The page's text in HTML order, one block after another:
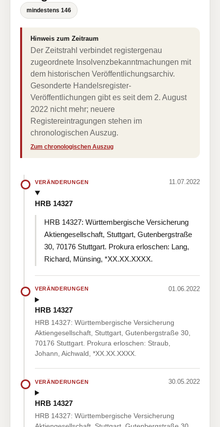
mindestens 146
Hinweis zum Zeitraum
Der Zeitstrahl verbindet registergenau
zugeordnete Insolvenzbekanntmachungen mit
dem historischen Veröffentlichungsarchiv.
Gesonderte Handelsregister-
Veröffentlichungen gibt es seit dem 2. August
2022 nicht mehr; neuere
Registereintragungen stehen im
chronologischen Auszug.
Zum chronologischen Auszug
VERÄNDERUNGEN 11.07.2022
HRB 14327
HRB 14327: Württembergische Versicherung
Aktiengesellschaft, Stuttgart, Gutenbergstraße
30, 70176 Stuttgart. Prokura erloschen: Lang,
Richard, Münsing, *XX.XX.XXXX.
VERÄNDERUNGEN 01.06.2022
HRB 14327
HRB 14327: Württembergische Versicherung
Aktiengesellschaft, Stuttgart, Gutenbergstraße 30,
70176 Stuttgart. Prokura erloschen: Straub,
Johann, Aichwald, *XX.XX.XXXX.
VERÄNDERUNGEN 30.05.2022
HRB 14327
HRB 14327: Württembergische Versicherung